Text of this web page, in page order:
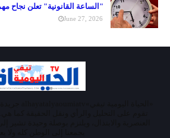
"الساعة القانونية" تعلن نجاح
June 27, 2026